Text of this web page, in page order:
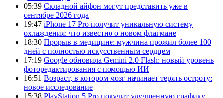
05:39 Складной айфон могут представить уже в
сентябре 2026 года
19:47 iPhone 17 Pro получит уникальную систему
охлаждения: что известно о новом флагмане
18:30 Прорыв в медицине: мужчина прожил более 100
дней с полностью искусственным сердцем
17:19 Google обновила Gemini 2.0 Flash: новый уровень
фоторедактирования с помощью ИИ
16:51 Возраст, в котором мозг начинает терять остроту:
новое исследование
15:38 PlayStation 5 Pro получит улучшенную графику